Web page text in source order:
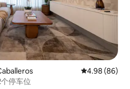
平均评分 4.98
4.98 (86)
停车位